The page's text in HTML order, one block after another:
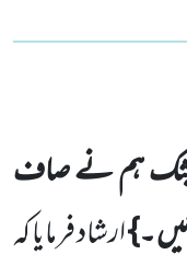
ہم نے صاف
۔}ارشاد فرمایا کہ